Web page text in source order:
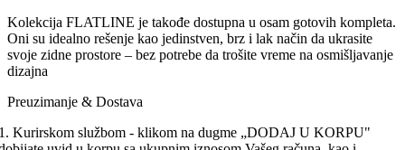
Kolekcija FLATLINE je takođe dostupna u osam gotovih kompleta.
Oni su idealno rešenje kao jedinstven, brz i lak način da ukrasite
svoje zidne prostore – bez potrebe da trošite vreme na osmišljavanje
dizajna
Preuzimanje & Dostava
Kurirskom službom - klikom na dugme „DODAJ U KORPU"